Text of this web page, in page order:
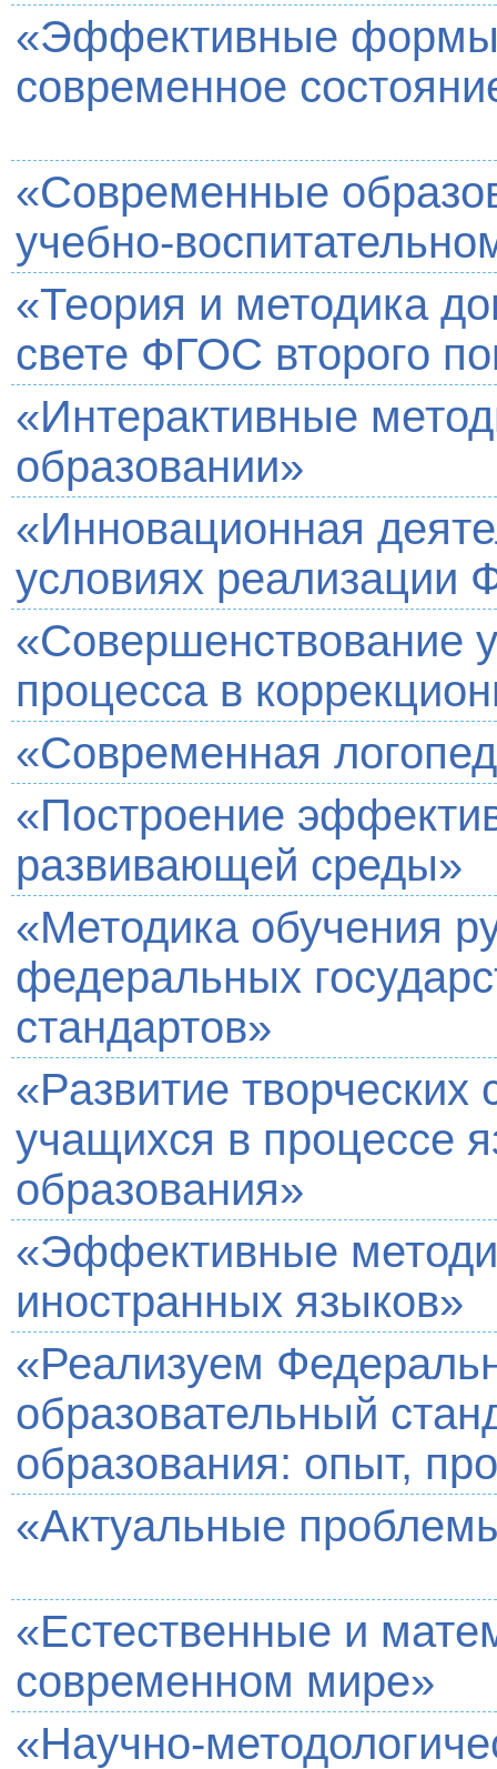
«Эффективные формы
современное
«Современные
учебно-
«Теория и методика
свете ФГОС второго
«Интерактивные
образовании»
«Инновационная
условиях реализации
«Совершенствование
процесса в
«Современная
«Построение
развивающей среды»
«Методика обучения
федеральных
стандартов»
«Развитие творческих
учащихся в процессе
образования»
«Эффективные
иностранных языков»
«Реализуем
образовательный
образования: опыт,
«Актуальные
«Естественные и
современном мире»
«Научно-